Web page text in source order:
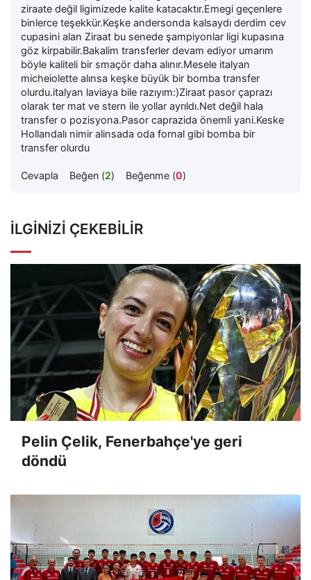
ziraate değil ligimizede kalite katacaktır.Emegi geçenlere
binlerce teşekkür.Keşke andersonda kalsaydı derdim cev
cupasini alan Ziraat bu senede şampiyonlar ligi kupasına
göz kirpabilir.Bakalim transferler devam ediyor umarım
böyle kaliteli bir smaçör daha alınır.Mesele italyan
micheiolette alınsa keşke büyük bir bomba transfer
olurdu.italyan laviaya bile razıyım:)Ziraat pasor çaprazı
olarak ter mat ve stern ile yollar ayrıldı.Net değil hala
transfer o pozisyona.Pasor caprazida önemli yani.Keske
Hollandalı nimir alinsada oda fornal gibi bomba bir
transfer olurdu
Cevapla Beğen (2) Beğenme (0)
İLGINIZI ÇEKEBILIR
Pelin Çelik, Fenerbahçe'ye geri
döndü